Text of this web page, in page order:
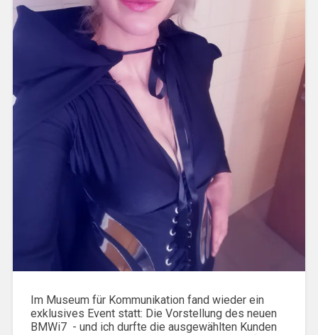
Im Museum für Kommunikation fand wieder ein
exklusives Event statt: Die Vorstellung des neuen
BMWi7 - und ich durfte die ausgewählten Kunden